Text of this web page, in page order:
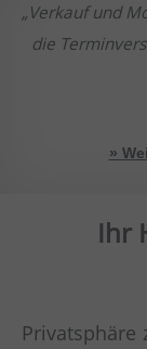
Verkauf und
die
»
Ihr